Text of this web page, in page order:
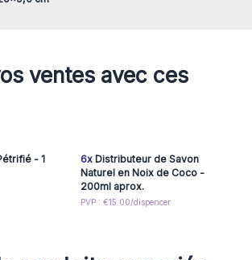
ventes avec ces
- 1
6xDistributeur de Savon
Naturel en Noix de Coco -
200ml aprox.
PVP : €15.00/dispencer